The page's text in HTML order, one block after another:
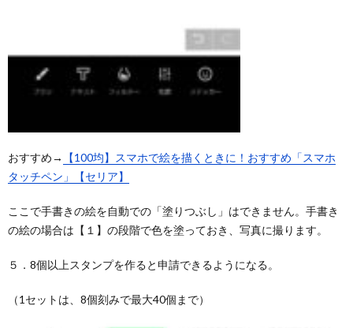
おすすめ→
【100均】スマホで絵を描くときに！おすすめ「スマホ
タッチペン」【セリア】
ここで手書きの絵を自動での「塗りつぶし」はできません。手書き
の絵の場合は【１】の段階で色を塗っておき、写真に撮ります。
５．8個以上スタンプを作ると申請できるようになる。
（1セットは、8個刻みで最大40個まで）